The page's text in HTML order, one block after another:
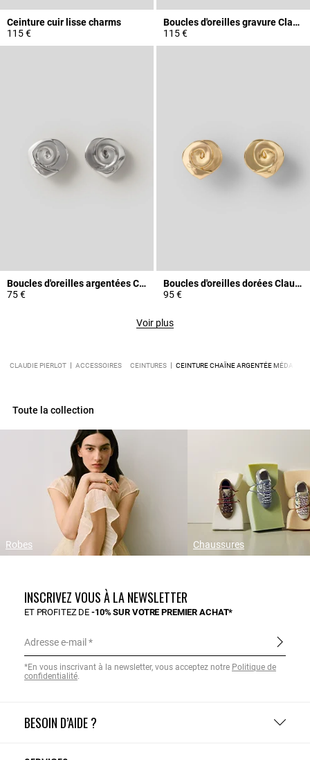
Ceinture cuir lisse charms
115 €
Boucles d'oreilles gravure Claudie
115 €
Boucles d'oreilles argentées Claudie
75 €
Boucles d'oreilles dorées Claudie
95 €
Voir plus
CLAUDIE PIERLOT ACCESSOIRES CEINTURES CEINTURE CHAÎNE ARGENTÉE
Toute la collection
Robes Chaussures
BESOIN D’AIDE ?
INSCRIVEZ VOUS À LA NEWSLETTER
ET PROFITEZ DE-10% SUR VOTRE PREMIER ACHAT*
Adresse e-mail
*En vous inscrivant à la newsletter, vous acceptez notre Politique de
confidentialité.